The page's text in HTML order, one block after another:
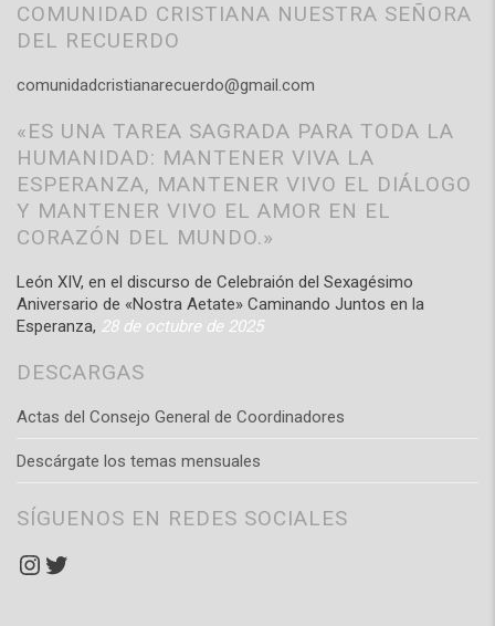
COMUNIDAD CRISTIANA NUESTRA SEÑORA
DEL RECUERDO
comunidadcristianarecuerdo@gmail.com
«ES UNA TAREA SAGRADA PARA TODA LA
HUMANIDAD: MANTENER VIVA LA
ESPERANZA, MANTENER VIVO EL DIÁLOGO
Y MANTENER VIVO EL AMOR EN EL
CORAZÓN DEL MUNDO.»
León XIV, en el discurso de Celebraión del Sexagésimo
Aniversario de «Nostra Aetate» Caminando Juntos en la
Esperanza, 28 de octubre de 2025
DESCARGAS
Actas del Consejo General de Coordinadores
Descárgate los temas mensuales
SÍGUENOS EN REDES SOCIALES
Instagram
Twitter